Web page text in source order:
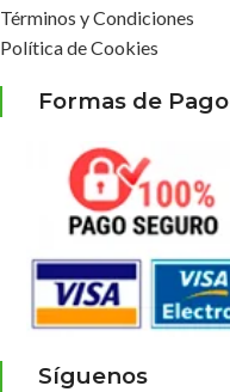
Términos y Condiciones
Política de Cookies
Formas de Pago
Síguenos